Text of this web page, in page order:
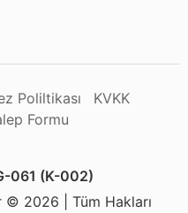
Poliltikası
KVKK
Formu
061 (K-002)
© 2026 | Tüm Hakları